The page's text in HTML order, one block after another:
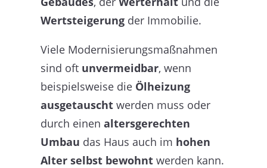
Wertsteigerung der Immobilie.
Viele Modernisierungsmaßnahmen
sind oft unvermeidbar, wenn
beispielsweise die Ölheizung
ausgetauscht werden muss oder
durch einen altersgerechten
Umbau das Haus auch im hohen
Alter selbst bewohnt werden kann.